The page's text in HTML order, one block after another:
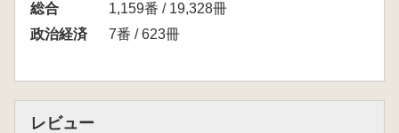
総合
1,159番 / 19,328冊
政治経済
7番 / 623冊
レビュー